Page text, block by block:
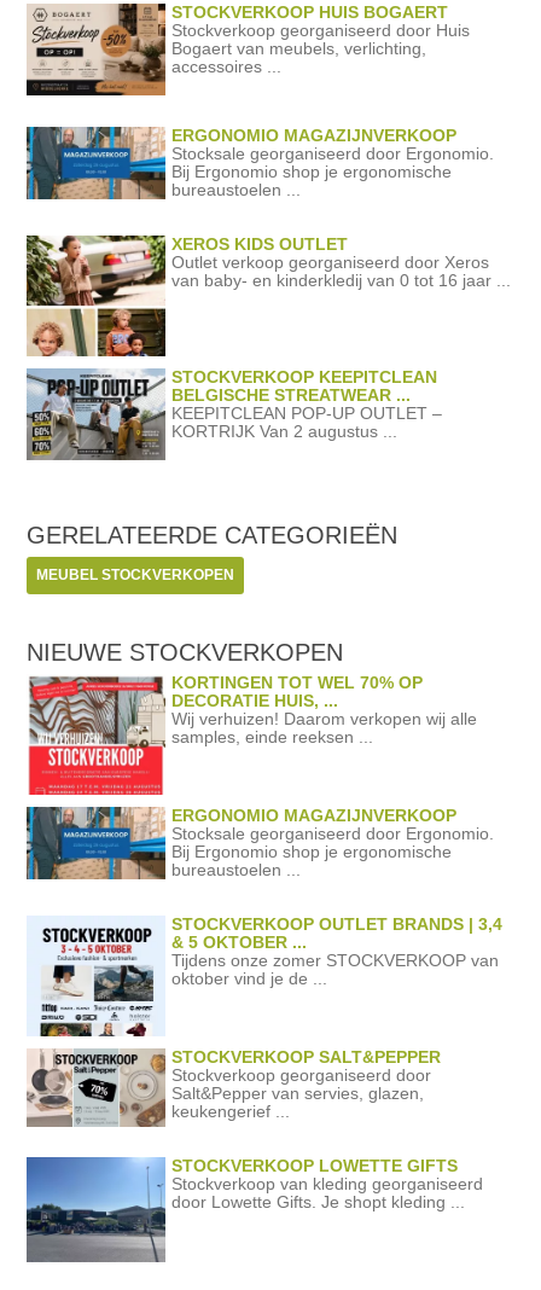
STOCKVERKOOP HUIS BOGAERT
Stockverkoop georganiseerd door Huis
Bogaert van meubels, verlichting,
accessoires ...
ERGONOMIO MAGAZIJNVERKOOP
Stocksale georganiseerd door Ergonomio.
Bij Ergonomio shop je ergonomische
bureaustoelen ...
XEROS KIDS OUTLET
Outlet verkoop georganiseerd door Xeros
van baby- en kinderkledij van 0 tot 16 jaar ...
STOCKVERKOOP KEEPITCLEAN
BELGISCHE STREATWEAR ...
KEEPITCLEAN POP-UP OUTLET –
KORTRIJK Van 2 augustus ...
GERELATEERDE CATEGORIEËN
MEUBEL STOCKVERKOPEN
NIEUWE STOCKVERKOPEN
KORTINGEN TOT WEL 70% OP
DECORATIE HUIS, ...
Wij verhuizen! Daarom verkopen wij alle
samples, einde reeksen ...
ERGONOMIO MAGAZIJNVERKOOP
Stocksale georganiseerd door Ergonomio.
Bij Ergonomio shop je ergonomische
bureaustoelen ...
STOCKVERKOOP OUTLET BRANDS | 3,4
& 5 OKTOBER ...
Tijdens onze zomer STOCKVERKOOP van
oktober vind je de ...
STOCKVERKOOP SALT&PEPPER
Stockverkoop georganiseerd door
Salt&Pepper van servies, glazen,
keukengerief ...
STOCKVERKOOP LOWETTE GIFTS
Stockverkoop van kleding georganiseerd
door Lowette Gifts. Je shopt kleding ...